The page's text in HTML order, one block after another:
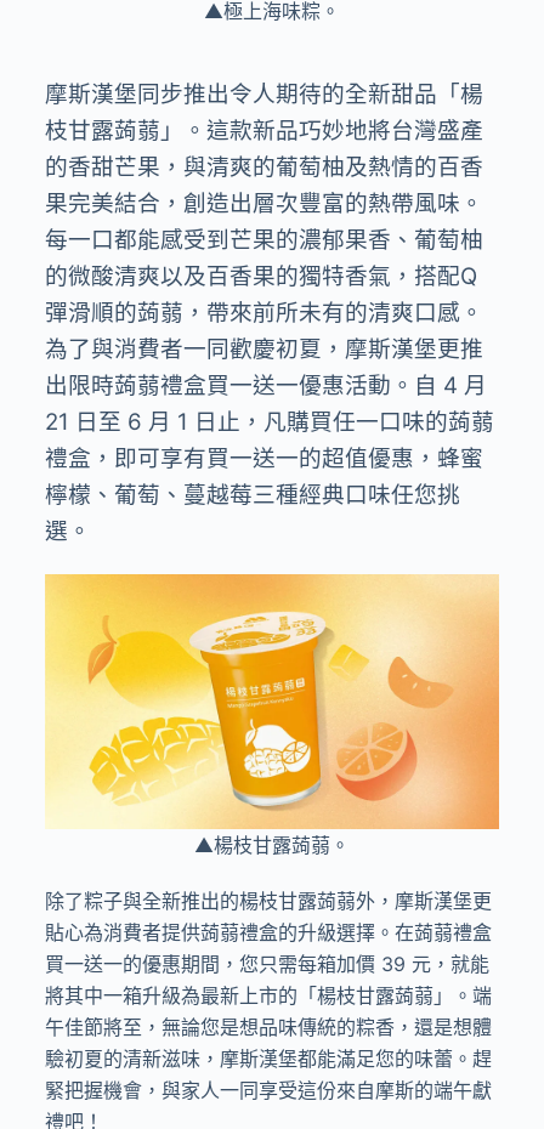
▲極上海味粽。
摩斯漢堡同步推出令人期待的全新甜品「楊
枝甘露蒟蒻」。這款新品巧妙地將台灣盛產
的香甜芒果，與清爽的葡萄柚及熱情的百香
果完美結合，創造出層次豐富的熱帶風味。
每一口都能感受到芒果的濃郁果香、葡萄柚
的微酸清爽以及百香果的獨特香氣，搭配Q
彈滑順的蒟蒻，帶來前所未有的清爽口感。
為了與消費者一同歡慶初夏，摩斯漢堡更推
出限時蒟蒻禮盒買一送一優惠活動。自 4 月
21 日至 6 月 1 日止，凡購買任一口味的蒟蒻
禮盒，即可享有買一送一的超值優惠，蜂蜜
檸檬、葡萄、蔓越莓三種經典口味任您挑
選。
▲楊枝甘露蒟蒻。
除了粽子與全新推出的楊枝甘露蒟蒻外，摩斯漢堡更
貼心為消費者提供蒟蒻禮盒的升級選擇。在蒟蒻禮盒
買一送一的優惠期間，您只需每箱加價 39 元，就能
將其中一箱升級為最新上市的「楊枝甘露蒟蒻」。端
午佳節將至，無論您是想品味傳統的粽香，還是想體
驗初夏的清新滋味，摩斯漢堡都能滿足您的味蕾。趕
緊把握機會，與家人一同享受這份來自摩斯的端午獻
禮吧！